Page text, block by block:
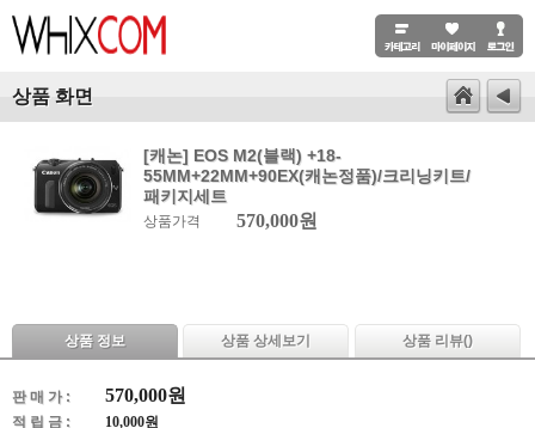
상품 화면
[캐논] EOS M2(블랙) +18-
55MM+22MM+90EX(캐논정품)/크리닝키트/
패키지세트
상품가격 570,000원
상품 정보 상품 상세보기 상품 리뷰()
판 매 가 : 570,000원
적 립 금 : 10,000원